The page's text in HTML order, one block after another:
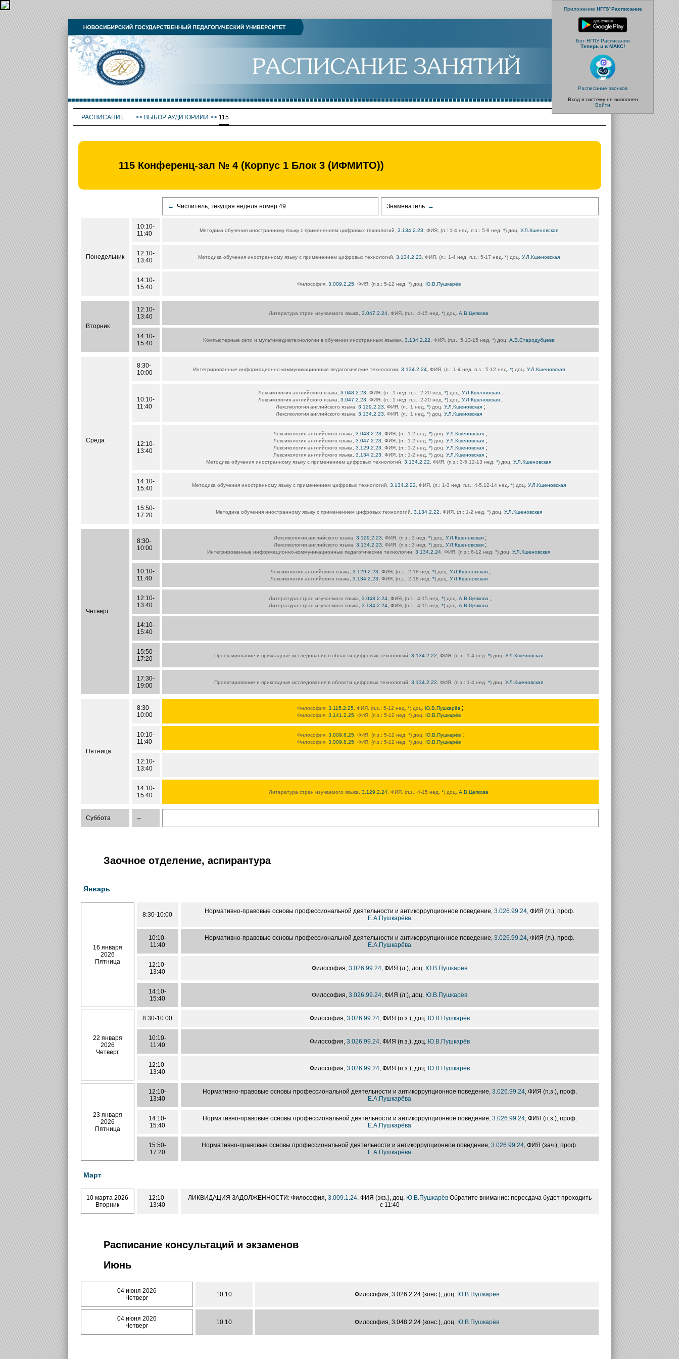
Приложение НГПУ Расписание
Бот НГПУ Расписания
Теперь и в МАКС!
Расписание звонков
Вход в систему не выполнен
Войти
РАСПИСАНИЕ >> ВЫБОР АУДИТОРИИИ >> 115
115 Конференц-зал № 4 (Корпус 1 Блок 3 (ИФМИТО))
← Числитель, текущая неделя номер 49 Знаменатель →
Понедельник
10:10-
11:40
Методика обучения иностранному языку с применением цифровых технологий, 3.134.2.23 , ФИЯ, (л.: 1-4 нед. п.з.: 5-9 нед. *) доц. У.Л.Кшеновская
12:10-
13:40
Методика обучения иностранному языку с применением цифровых технологий, 3.134.2.23 , ФИЯ, (л.: 1-4 нед. п.з.: 5-17 нед. *) доц. У.Л.Кшеновская
14:10-
15:40
Философия, 3.009.2.25, ФИЯ, (п.з.: 5-12 нед. *) доц. Ю.В.Пушкарёв
Вторник
12:10-
13:40
Литература стран изучаемого языка, 3.047.2.24 , ФИЯ, (п.з.: 4-15 нед. *) доц. А.В.Цепкова
14:10-
15:40
Компьютерные сети и мультимедиатехнологии в обучении иностранным языкам, 3.134.2.22 , ФИЯ, (п.з.: 5,13-15 нед. *) доц. А.В.Стародубцева
Среда
8:30-
10:00
Интегрированные информационно-коммуникационные педагогические технологии, 3.134.2.24, ФИЯ, (л.: 1-4 нед. п.з.: 5-12 нед. *) доц. У.Л.Кшеновская
10:10-
11:40
Лексикология английского языка, 3.048.2.23 , ФИЯ, (л.: 1 нед. п.з.: 2-20 нед. *) доц. У.Л.Кшеновская ;
Лексикология английского языка, 3.047.2.23 , ФИЯ, (л.: 1 нед. п.з.: 2-20 нед. *) доц. У.Л.Кшеновская ;
Лексикология английского языка, 3.129.2.23 , ФИЯ, (л.: 1 нед. *) доц. У.Л.Кшеновская ;
Лексикология английского языка, 3.134.2.23 , ФИЯ, (л.: 1 нед. *) доц. У.Л.Кшеновская
12:10-
13:40
Лексикология английского языка, 3.048.2.23 , ФИЯ, (л.: 1-2 нед. *) доц. У.Л.Кшеновская ;
Лексикология английского языка, 3.047.2.23 , ФИЯ, (л.: 1-2 нед. *) доц. У.Л.Кшеновская ;
Лексикология английского языка, 3.129.2.23 , ФИЯ, (л.: 1-2 нед. *) доц. У.Л.Кшеновская ;
Лексикология английского языка, 3.134.2.23 , ФИЯ, (л.: 1-2 нед. *) доц. У.Л.Кшеновская ;
Методика обучения иностранному языку с применением цифровых технологий, 3.134.2.22 , ФИЯ, (п.з.: 3-5,12-13 нед. *) доц. У.Л.Кшеновская
14:10-
15:40
Методика обучения иностранному языку с применением цифровых технологий, 3.134.2.22 , ФИЯ, (л.: 1-3 нед. п.з.: 4-5,12-14 нед. *) доц. У.Л.Кшеновская
15:50-
17:20
Методика обучения иностранному языку с применением цифровых технологий, 3.134.2.22 , ФИЯ, (л.: 1-2 нед. *) доц. У.Л.Кшеновская
Четверг
8:30-
10:00
Лексикология английского языка, 3.129.2.23 , ФИЯ, (п.з.: 3 нед. *) доц. У.Л.Кшеновская ;
Лексикология английского языка, 3.134.2.23 , ФИЯ, (п.з.: 3 нед. *) доц. У.Л.Кшеновская ;
Интегрированные информационно-коммуникационные педагогические технологии, 3.134.2.24 , ФИЯ, (п.з.: 6-12 нед. *) доц. У.Л.Кшеновская
10:10-
11:40
Лексикология английского языка, 3.129.2.23 , ФИЯ, (п.з.: 2-18 нед. *) доц. У.Л.Кшеновская ;
Лексикология английского языка, 3.134.2.23 , ФИЯ, (п.з.: 2-18 нед. *) доц. У.Л.Кшеновская
12:10-
13:40
Литература стран изучаемого языка, 3.048.2.24 , ФИЯ, (п.з.: 4-15 нед. *) доц. А.В.Цепкова ;
Литература стран изучаемого языка, 3.134.2.24 , ФИЯ, (п.з.: 4-15 нед. *) доц. А.В.Цепкова
14:10-
15:40
15:50-
17:20
Проектирование и прикладные исследования в области цифровых технологий, 3.134.2.22 , ФИЯ, (п.з.: 1-4 нед. *) доц. У.Л.Кшеновская
17:30-
19:00
Проектирование и прикладные исследования в области цифровых технологий, 3.134.2.22 , ФИЯ, (п.з.: 1-4 нед. *) доц. У.Л.Кшеновская
Пятница
8:30-
10:00
Философия, 3.115.2.25 , ФИЯ, (п.з.: 5-12 нед. *) доц. Ю.В.Пушкарёв ;
Философия, 3.141.2.25, ФИЯ, (п.з.: 5-12 нед. *) доц. Ю.В.Пушкарёв
10:10-
11:40
Философия, 3.009.6.25, ФИЯ, (п.з.: 5-12 нед. *) доц. Ю.В.Пушкарёв ;
Философия, 3.009.8.25, ФИЯ, (п.з.: 5-12 нед. *) доц. Ю.В.Пушкарёв
12:10-
13:40
14:10-
15:40
Литература стран изучаемого языка, 3.129.2.24 , ФИЯ, (п.з.: 4-15 нед. *) доц. А.В.Цепкова
Суббота --
Заочное отделение, аспирантура
Январь
16 января
2026
Пятница
8:30-10:00 Нормативно-правовые основы профессиональной деятельности и антикоррупционное поведение, 3.026.99.24, ФИЯ (л.), проф.
Е.А.Пушкарёва
10:10-
11:40
Нормативно-правовые основы профессиональной деятельности и антикоррупционное поведение, 3.026.99.24, ФИЯ (л.), проф.
Е.А.Пушкарёва
12:10-
13:40
Философия, 3.026.99.24, ФИЯ (л.), доц. Ю.В.Пушкарёв
14:10-
15:40
Философия, 3.026.99.24, ФИЯ (л.), доц. Ю.В.Пушкарёв
22 января
2026
Четверг
8:30-10:00 Философия, 3.026.99.24, ФИЯ (п.з.), доц. Ю.В.Пушкарёв
10:10-
11:40
Философия, 3.026.99.24, ФИЯ (п.з.), доц. Ю.В.Пушкарёв
12:10-
13:40
Философия, 3.026.99.24, ФИЯ (п.з.), доц. Ю.В.Пушкарёв
23 января
2026
Пятница
12:10-
13:40
Нормативно-правовые основы профессиональной деятельности и антикоррупционное поведение, 3.026.99.24, ФИЯ (п.з.), проф.
Е.А.Пушкарёва
14:10-
15:40
Нормативно-правовые основы профессиональной деятельности и антикоррупционное поведение, 3.026.99.24, ФИЯ (п.з.), проф.
Е.А.Пушкарёва
15:50-
17:20
Нормативно-правовые основы профессиональной деятельности и антикоррупционное поведение, 3.026.99.24, ФИЯ (зач.), проф.
Е.А.Пушкарёва
Март
10 марта 2026
Вторник
12:10-
13:40
ЛИКВИДАЦИЯ ЗАДОЛЖЕННОСТИ: Философия, 3.009.1.24, ФИЯ (экз.), доц. Ю.В.ПушкарёвОбратите внимание: пересдача будет проходить
с 11:40
Расписание консультаций и экзаменов
Июнь
04 июня 2026
Четверг
10.10 Философия, 3.026.2.24 (конс.), доц. Ю.В.Пушкарёв
04 июня 2026
Четверг
10.10 Философия, 3.048.2.24 (конс.), доц. Ю.В.Пушкарёв